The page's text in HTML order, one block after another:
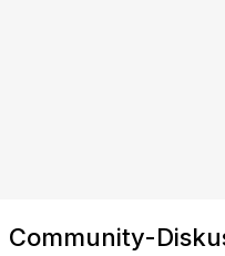
Community-